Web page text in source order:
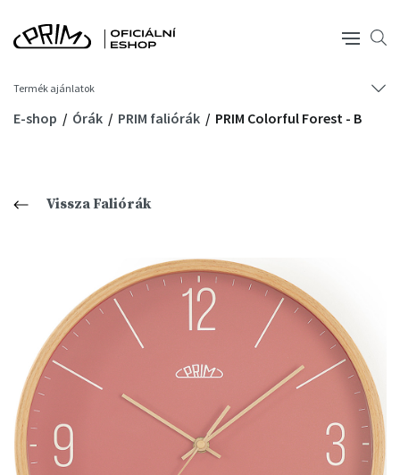
Termék ajánlatok
E-shop Órák PRIM faliórák PRIM Colorful Forest - B
Vissza Faliórák